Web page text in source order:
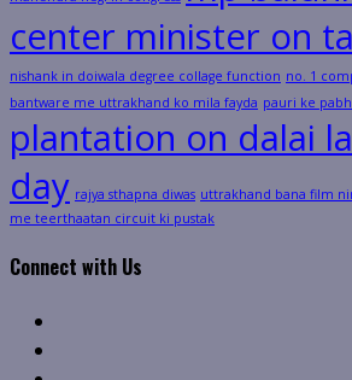
center minister on
nishank in doiwala degree collage function no. 1
bantware me uttrakhand ko mila fayda pauri ke
plantation on dalai
day rajya sthapna diwas uttrakhand bana film
me teerthaatan circuit ki pustak
Connect with Us